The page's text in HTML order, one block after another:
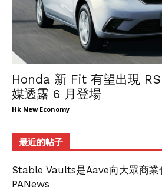
Honda 新 Fit 有望出現
媒透露 6 月登場
Hk New Economy
最近的帖子
Stable Vaults是Aave向大眾商業
PANews